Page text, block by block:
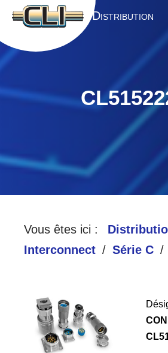
A CCUEIL DISTRIBUTION
Vous êtes ici :
Interconnect
Série C